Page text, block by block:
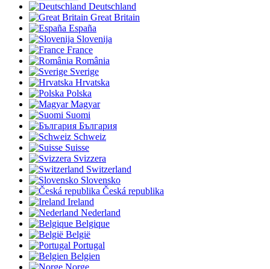
Deutschland
Great Britain
España
Slovenija
France
România
Sverige
Hrvatska
Polska
Magyar
Suomi
България
Schweiz
Suisse
Svizzera
Switzerland
Slovensko
Česká republika
Ireland
Nederland
Belgique
België
Portugal
Belgien
Norge